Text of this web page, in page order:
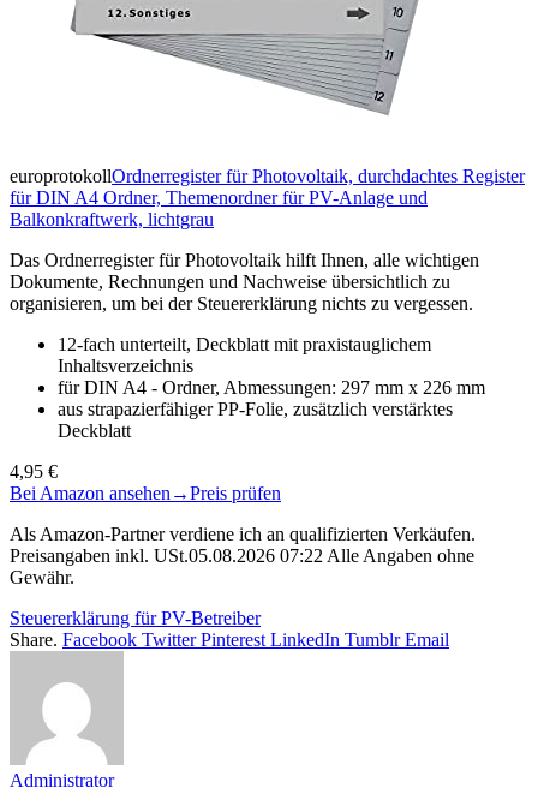
europrotokollOrdnerregister für Photovoltaik, durchdachtes Register
für DIN A4 Ordner, Themenordner für PV-Anlage und
Balkonkraftwerk, lichtgrau
Das Ordnerregister für Photovoltaik hilft Ihnen, alle wichtigen
Dokumente, Rechnungen und Nachweise übersichtlich zu
organisieren, um bei der Steuererklärung nichts zu vergessen.
12-fach unterteilt, Deckblatt mit praxistauglichem
Inhaltsverzeichnis
für DIN A4 - Ordner, Abmessungen: 297 mm x 226 mm
aus strapazierfähiger PP-Folie, zusätzlich verstärktes
Deckblatt
4,95 €
Bei Amazon ansehen →Preis prüfen
Als Amazon-Partner verdiene ich an qualifizierten Verkäufen.
Preisangaben inkl. USt.05.08.2026 07:22 Alle Angaben ohne
Gewähr.
Steuererklärung für PV-Betreiber
Share. Facebook Twitter Pinterest LinkedIn Tumblr Email
Administrator